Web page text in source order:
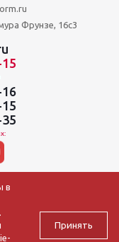
Фрунзе, 16с3
в
Принять